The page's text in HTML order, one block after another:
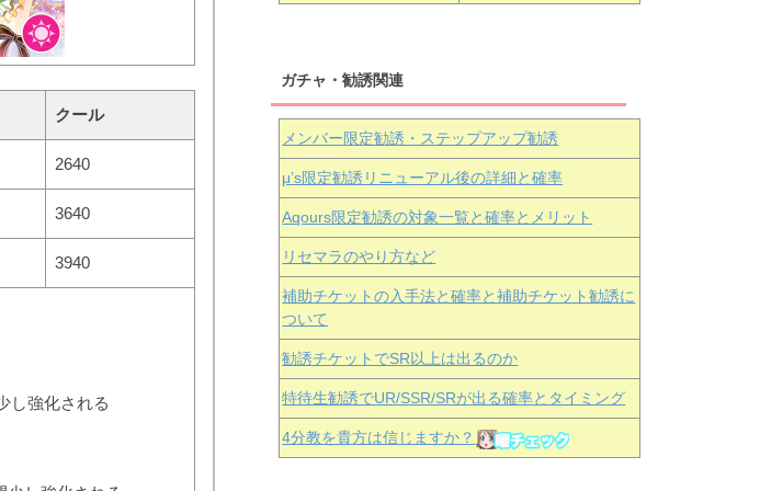
クール
2640
3640
3940
し強化される
ガチャ・勧誘関連
メンバー限定勧誘・ステップアップ勧誘
μ’s限定勧誘リニューアル後の詳細と確率
Aqours限定勧誘の対象一覧と確率とメリット
リセマラのやり方など
補助チケットの入手法と確率と補助チケット勧誘に
ついて
勧誘チケットでSR以上は出るのか
特待生勧誘でUR/SSR/SRが出る確率とタイミング
4分教を貴方は信じますか？